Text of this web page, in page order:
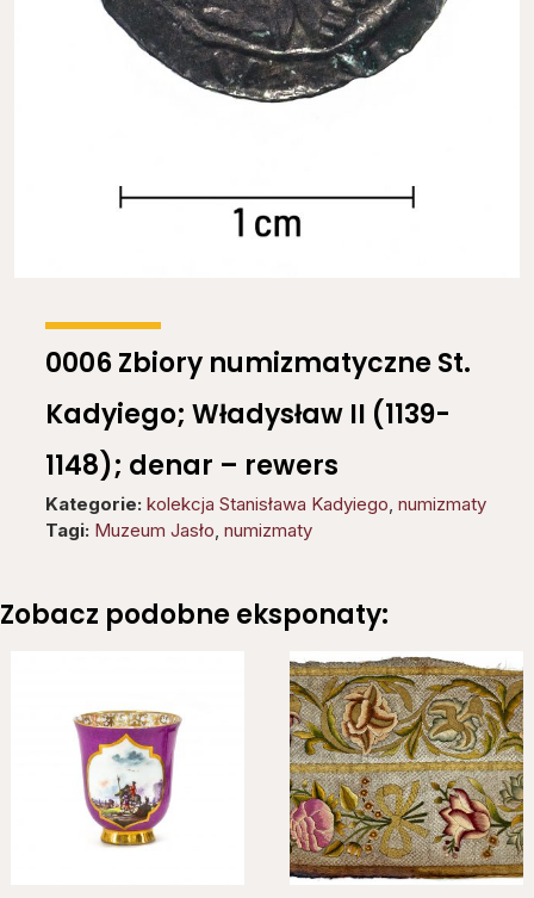
0006 Zbiory numizmatyczne St.
Kadyiego; Władysław II (1139-
1148); denar – rewers
Kategorie: kolekcja Stanisława Kadyiego, numizmaty
Tagi: Muzeum Jasło, numizmaty
Zobacz podobne eksponaty: